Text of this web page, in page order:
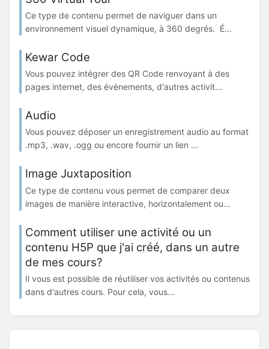
Ce type de contenu permet de naviguer dans un
environnement visuel dynamique, à 360 degrés. É...
Kewar Code
Vous pouvez intégrer des QR Code renvoyant à des
pages internet, des évènements, d'autres activit...
Audio
Vous pouvez déposer un enregistrement audio au format
.mp3, .wav, .ogg ou encore fournir un lien ...
Image Juxtaposition
Ce type de contenu vous permet de comparer deux
images de manière interactive, horizontalement ou...
Comment utiliser une activité ou un
contenu H5P que j'ai créé, dans un autre
de mes cours?
Il vous est possible de réutiliser vos activités ou contenus
dans d'autres cours. Pour cela, vous...